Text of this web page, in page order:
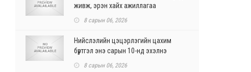
живж, эрэн хайх ажиллагаа
8 сарын 06, 2026
Нийслэлийн цэцэрлэгийн цахим
бүртгэл энэ сарын 10-нд эхэлнэ
8 сарын 06, 2026